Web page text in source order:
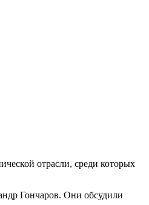
отрасли, среди которых
Гончаров. Они обсудили